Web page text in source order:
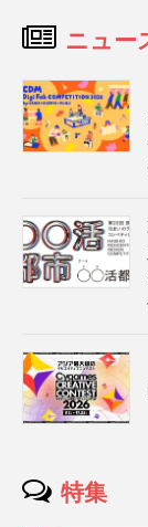
ニュー
特集